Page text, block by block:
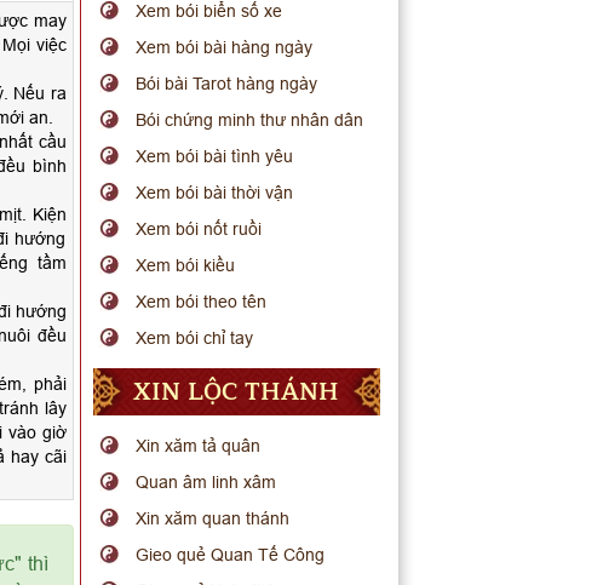
may
việc
Nếu ra
an.
cầu
bình
Kiện
hướng
tầm
hướng
đều
phải
lây
vào giờ
hay cãi
thì
Xem bói biển số xe
Xem bói bài hàng ngày
Bói bài Tarot hàng ngày
Bói chứng minh thư nhân dân
Xem bói bài tình yêu
Xem bói bài thời vận
Xem bói nốt ruồi
Xem bói kiều
Xem bói theo tên
Xem bói chỉ tay
XIN LỘC THÁNH
Xin xăm tả quân
Quan âm linh xâm
Xin xăm quan thánh
Gieo quẻ Quan Tế Công